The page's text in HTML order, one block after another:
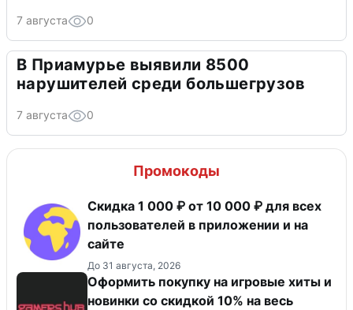
7 августа 0
В Приамурье выявили 8500
нарушителей среди большегрузов
7 августа 0
Промокоды
Скидка 1 000 ₽ от 10 000 ₽ для всех
пользователей в приложении и на
сайте
До 31 августа, 2026
Оформить покупку на игровые хиты и
новинки со скидкой 10% на весь